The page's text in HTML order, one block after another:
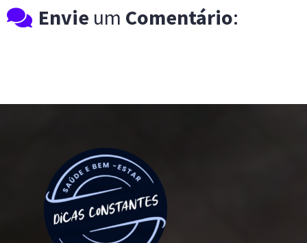
Envie um Comentário: